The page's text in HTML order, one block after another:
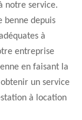
notre service.
benne depuis
à
entreprise
en faisant la
obtenir un service
à location